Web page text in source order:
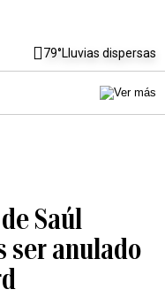
79°Lluvias dispersas
Saúl
ser anulado